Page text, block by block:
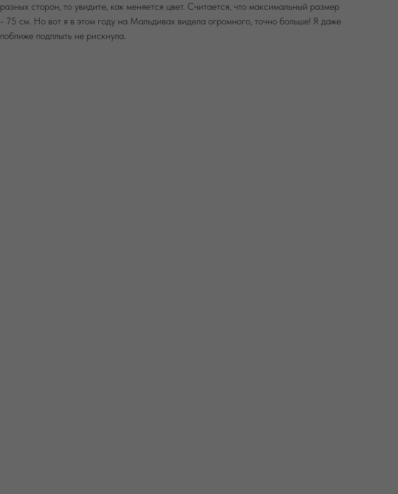
разных сторон, то увидите, как меняется цвет. Считается, что максимальный размер
- 75 см. Но вот я в этом году на Мальдивах видела огромного, точно больше! Я даже
поближе подплыть не рискнула.